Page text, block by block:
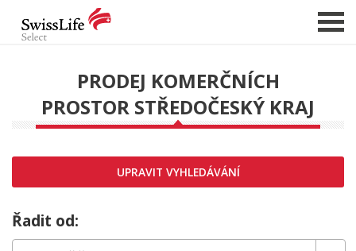
NABÍDKA NEMOVITOSTÍ
CHCI PRODAT / PRONAJMOUT
HLÍDAT NOVÉ NABÍDKY
CHCI OCENIT NEMOVITOST
O NÁS
REFERENCE
PRODEJ KOMERČNÍCH
PROSTOR STŘEDOČESKÝ KRAJ
UPRAVIT VYHLEDÁVÁNÍ
Řadit od: